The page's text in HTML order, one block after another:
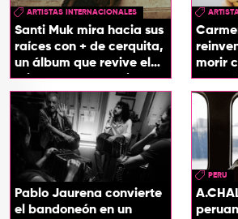
ARTISTAS INTERNACIONALES
Santi Muk mira hacia sus
raíces con + de cerquita,
un álbum que revive el
origen de sus canciones
morir
entre
soul
Pablo Jaurena convierte
el bandoneón en un
PERU